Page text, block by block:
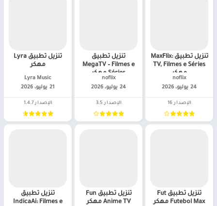
تنزيل تطبيق MaxFlix:
TV, Filmes e Séries
مهكر
noflix‏
24 يوليو، 2026
الإصدار 16
تنزيل تطبيق
MegaTV – Filmes e
Séries مهكر
noflix‏
24 يوليو، 2026
الإصدار 3.5
تنزيل تطبيق Lyra
مهكر
Lyra Music‏
21 يوليو، 2026
الإصدار 1.4.7
تنزيل تطبيق Fut
Futebol Max مهكر
تنزيل تطبيق Fun
Anime TV مهكر
تنزيل تطبيق
IndicaAi: Filmes e